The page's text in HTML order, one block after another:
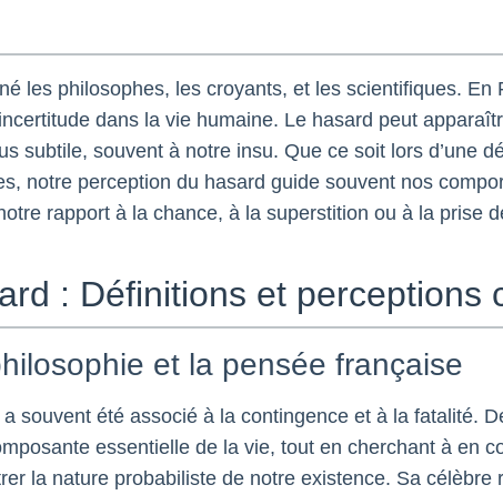
les philosophes, les croyants, et les scientifiques.
dans la vie humaine. Le hasard peut
subtile, souvent à notre insu. Que ce soit lors d’une
notre perception du hasard guide souvent nos
rapport à la chance, à la superstition ou à la prise
: Définitions et perceptions
et la pensée française
souvent été associé à la contingence et à la fatalité.
essentielle de la vie, tout en cherchant à en
la nature probabiliste de notre existence. Sa